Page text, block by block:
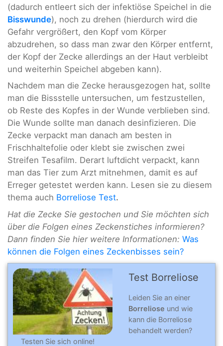
(dadurch entleert sich der infektiöse Speichel in die
Bisswunde), noch zu drehen (hierdurch wird die
Gefahr vergrößert, den Kopf vom Körper
abzudrehen, so dass man zwar den Körper entfernt,
der Kopf der Zecke allerdings an der Haut verbleibt
und weiterhin Speichel abgeben kann).
Nachdem man die Zecke herausgezogen hat, sollte
man die Bissstelle untersuchen, um festzustellen,
ob Reste des Kopfes in der Wunde verblieben sind.
Die Wunde sollte man danach desinfizieren. Die
Zecke verpackt man danach am besten in
Frischhaltefolie oder klebt sie zwischen zwei
Streifen Tesafilm. Derart luftdicht verpackt, kann
man das Tier zum Arzt mitnehmen, damit es auf
Erreger getestet werden kann. Lesen sie zu diesem
thema auch Borreliose Test.
Hat die Zecke Sie gestochen und Sie möchten sich
über die Folgen eines Zeckenstiches informieren?
Dann finden Sie hier weitere Informationen: Was
können die Folgen eines Zeckenbisses sein?
Test Borreliose
Leiden Sie an einer
Borreliose und wie
kann die Borreliose
behandelt werden?
Testen Sie sich online!